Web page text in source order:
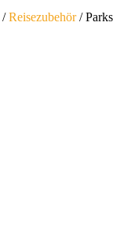
/Reisezubehör/